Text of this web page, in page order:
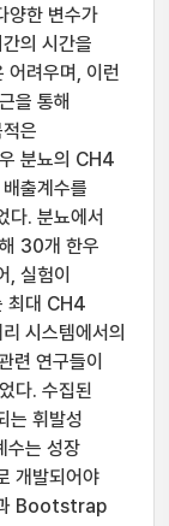
양한 변수가
의 시간을
어려우며, 이런
을 통해
은
분뇨의 CH4
출계수를
다. 분뇨에서
30개 한우
, 실험이
최대 CH4
시스템에서의
련 연구들이
다. 수집된
는 휘발성
수는 성장
개발되어야
과 Bootstrap